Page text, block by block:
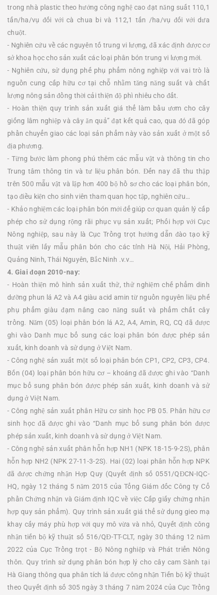
trong nhà plastic theo hướng công nghệ cao đạt năng suất 110,1
tấn/ha/vụ đối với cà chua bi và 112,1 tấn /ha/vụ đối với dưa
chuột.
- Nghiên cứu về các nguyên tố trung vi lượng, đã xác định được cơ
sở khoa học cho sản xuất các loại phân bón trung vi lượng mới.
- Nghiên cứu, sử dụng phế phụ phẩm nông nghiệp với vai trò là
nguồn cung cấp hữu cơ tại chỗ nhằm tăng năng suất và chất
lượng nông sản đồng thời cải thiện độ phì nhiêu cho đất.
- Hoàn thiện quy trình sản xuất giá thể làm bầu ươm cho cây
giống lâm nghiệp và cây ăn quả” đạt kết quả cao, qua đó đã góp
phần chuyển giao các loại sản phẩm này vào sản xuất ở một số
địa phương.
- Từng bước làm phong phú thêm các mẫu vật và thông tin cho
Trung tâm thông tin và tư liệu phân bón. Đến nay đã thu thập
trên 500 mẫu vật và lập hơn 400 bộ hồ sơ cho các loại phân bón,
tạo điều kiện cho sinh viên tham quan học tập, nghiên cứu…
- Khảo nghiệm các loại phân bón mới để giúp cơ quan quản lý cấp
phép cho sử dụng rộng rãi phục vụ sản xuất; Phối hợp với Cục
Nông nghiệp, sau này là Cục Trồng trọt hướng dẫn đào tạo kỹ
thuật viên lấy mẫu phân bón cho các tỉnh Hà Nội, Hải Phòng,
Quảng Ninh, Thái Nguyên, Bắc Ninh .v.v…
4. Giai đoạn 2010-nay:
- Hoàn thiện mô hình sản xuất thử, thử nghiệm chế phẩm dinh
dưỡng phun lá A2 và A4 giàu acid amin từ nguồn nguyên liệu phế
phụ phẩm giàu đạm nâng cao năng suất và phẩm chất cây
trồng. Năm (05) loại phân bón lá A2, A4, Amin, RQ, CQ đã được
ghi vào Danh mục bổ sung các loại phân bón được phép sản
xuất, kinh doanh và sử dụng ở Việt Nam.
- Công nghệ sản xuất một số loại phân bón CP1, CP2, CP3, CP4.
Bốn (04) loại phân bón hữu cơ – khoáng đã được ghi vào “Danh
mục bổ sung phân bón được phép sản xuất, kinh doanh và sử
dụng ở Việt Nam.
- Công nghệ sản xuất phân Hữu cơ sinh học PB 05. Phân hữu cơ
sinh học đã được ghi vào “Danh mục bổ sung phân bón được
phép sản xuất, kinh doanh và sử dụng ở Việt Nam.
- Công nghệ sản xuất phân hỗn hợp NH1 (NPK 18-15-9-2S), phân
hỗn hợp NH2 (NPK 27-11-3-2S). Hai (02) loại phân hỗn hợp NPK
đã được chứng nhận Hợp Quy (Quyết định số 0551/QĐCN-IQC-
HQ, ngày 12 tháng 5 năm 2015 của Tổng Giám đốc Công ty Cổ
phần Chứng nhận và Giám định IQC về việc Cấp giấy chứng nhận
hợp quy sản phẩm). Quy trình sản xuất giá thể sử dụng gieo mạ
khay cấy máy phù hợp với quy mô vừa và nhỏ, Quyết định công
nhận tiến bộ kỹ thuật số 516/QĐ-TT-CLT, ngày 30 tháng 12 năm
2022 của Cục Trồng trọt - Bộ Nông nghiệp và Phát triển Nông
thôn. Quy trình sử dụng phân bón hợp lý cho cây cam Sành tại
Hà Giang thông qua phân tích lá được công nhận Tiến bộ kỹ thuật
theo Quyết định số 305 ngày 3 tháng 7 năm 2024 của Cục Trồng